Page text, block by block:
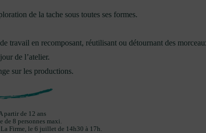
de la tache sous toutes ses formes.
travail en recomposant, réutilisant ou détournant des
de l’atelier.
sur les productions.
partir de 12 ans
de 8 personnes maxi.
La Firme, le 6 juillet de 14h30 à 17h.